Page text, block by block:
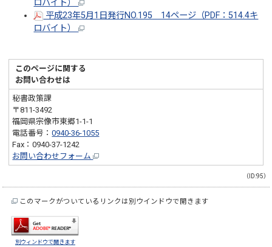
ロバイト）
平成23年5月1日発行NO.195 14ページ（PDF：514.4キ
ロバイト）
このページに関する
お問い合わせは
秘書政策課
〒811-3492
福岡県宗像市東郷1-1-1
電話番号：0940-36-1055
Fax：0940-37-1242
お問い合わせフォーム
（ID:95）
このマークがついているリンクは別ウインドウで開きます
別ウィンドウで開きます